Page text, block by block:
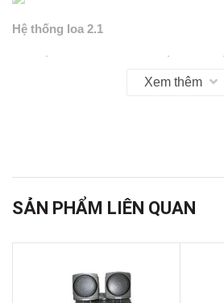
Hệ thống loa 2.1
Hệ thống loa 2.1 với bộ khuếch đại
hiệu ứng âm thanh sống động dù
Loa Microlab M105 tương thích với
Xem thêm
SẢN PHẨM LIÊN QUAN